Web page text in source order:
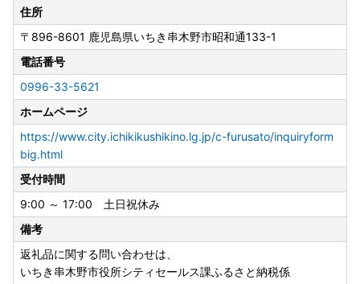
返礼品の配送について
・GWや年末年始、連休等も配送を行いますので、長期不在
等ある場合は必ず備考にご入力ください。返礼品の発送目安
につきましては、各返礼品ページでご確認ください。また、
送付先に変更があった場合は早めにご連絡ください。返礼品
が発送された後にご連絡いただいた場合、料金を受取先でご
負担の上、転送の取り扱いをさせていただきますのでご了承
ください。
不在日、住所変更のご連絡は市HPから！
・返礼品が到着しましたら、速やかに状態をご確認くださ
い。
返礼品の発送には万全を期しておりますが、万が一に不良・
住所
〒896-8601 鹿児島県いちき串木野市昭和通133-1
電話番号
0996-33-5621
ホームページ
https://www.city.ichikikushikino.lg.jp/c-furusato/inquiryform
big.html
受付時間
9:00 ～ 17:00 土日祝休み
備考
返礼品に関する問い合わせは、
いちき串木野市役所シティセールス課ふるさと納税係